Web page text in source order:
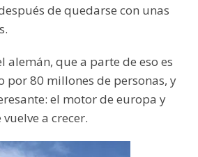
de quedarse con unas
alemán, que a parte de eso es
80 millones de personas, y
el motor de europa y
a crecer.